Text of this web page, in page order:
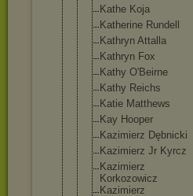
Kathe Koja
Katherine Rundell
Kathryn Attalla
Kathryn Fox
Kathy O'Beirne
Kathy Reichs
Katie Matthews
Kay Hooper
Kazimierz Dębnicki
Kazimierz Jr Kyrcz
Kazimierz
Korkozowicz
Kazimierz